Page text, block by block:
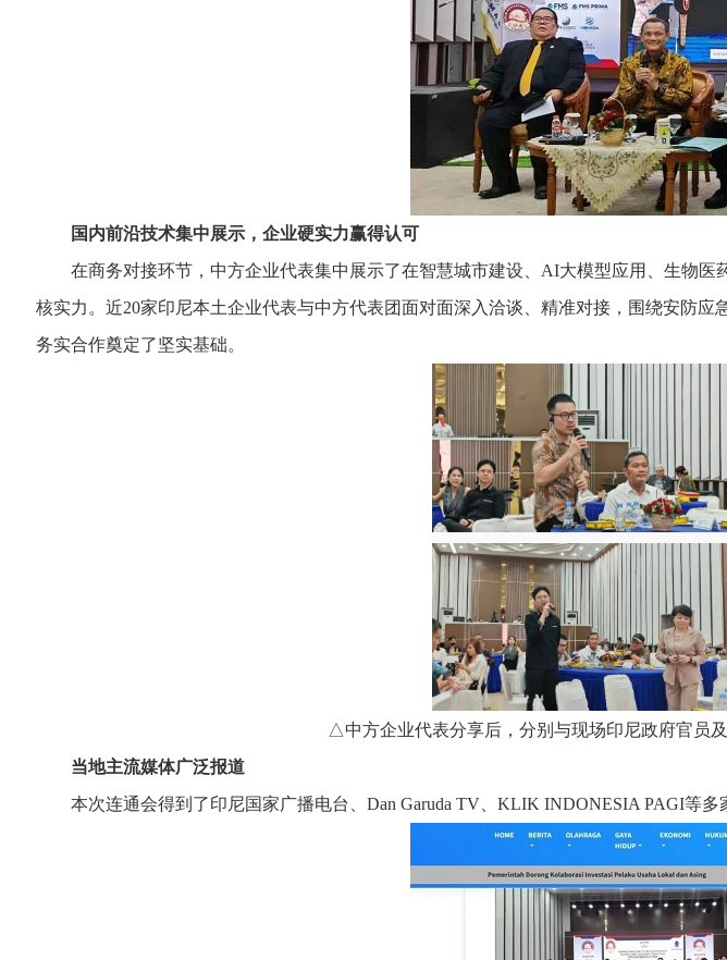
国内前沿技术集中展示，企业硬实力赢得认可
在商务对接环节，中方企业代表集中展示了在智慧城市建设、AI大模型应用、生物医
核实力。近20家印尼本土企业代表与中方代表团面对面深入洽谈、精准对接，围绕安防
务实合作奠定了坚实基础。
△中方企业代表分享后，分别与现场印尼政府官员
当地主流媒体广泛报道
本次连通会得到了印尼国家广播电台、Dan Garuda TV、KLIK INDONESIA PAGI等多